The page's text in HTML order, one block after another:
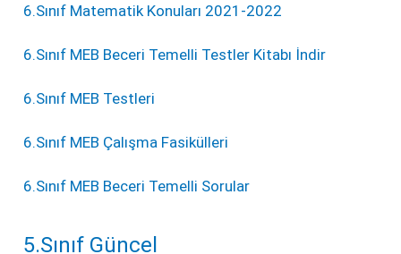
6.Sınıf Matematik Konuları 2021-2022
6.Sınıf MEB Beceri Temelli Testler Kitabı İndir
6.Sınıf MEB Testleri
6.Sınıf MEB Çalışma Fasikülleri
6.Sınıf MEB Beceri Temelli Sorular
5.Sınıf Güncel